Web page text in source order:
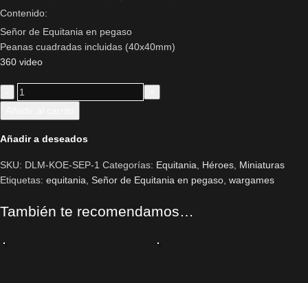
Contenido:
Señor de Equitania en pegaso
Peanas cuadradas incluidas (40x40mm)
360 video
Añadir a deseados
SKU: DLM-KOE-SEP-1 Categorías: Equitania Héroes Miniaturas
Etiquetas: equitania Señor de Equitania en pegaso wargames
También te recomendamos…